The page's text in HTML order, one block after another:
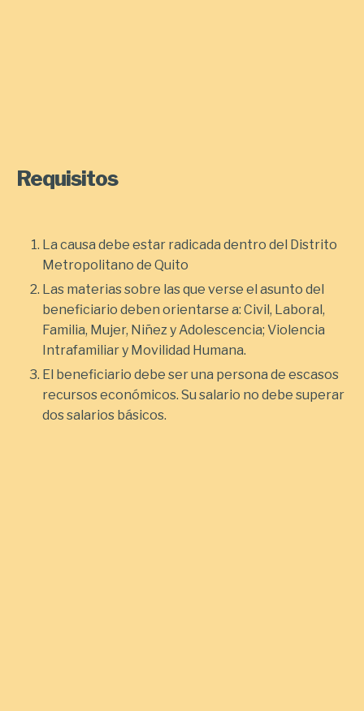
Requisitos
La causa debe estar radicada dentro del Distrito
Metropolitano de Quito
Las materias sobre las que verse el asunto del
beneficiario deben orientarse a: Civil, Laboral,
Familia, Mujer, Niñez y Adolescencia; Violencia
Intrafamiliar y Movilidad Humana.
El beneficiario debe ser una persona de escasos
recursos económicos. Su salario no debe superar
dos salarios básicos.